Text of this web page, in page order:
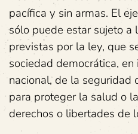
pacífica y sin armas. El
sólo puede estar sujeto a
previstas por la ley, que
sociedad democrática,
nacional, de la seguridad
para proteger la salud o
derechos o libertades de